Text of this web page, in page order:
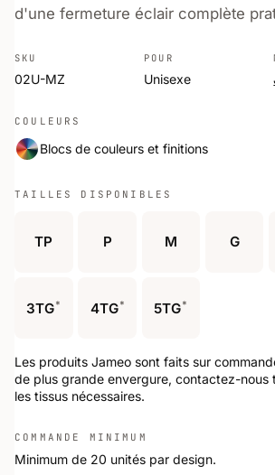
d'une fermeture éclair complète
SKU
02U-MZ
POUR
Unisexe
COULEURS
Blocs de couleurs et finitions
TAILLES DISPONIBLES
TP P M G
3TG* 4TG* 5TG*
Les produits Jameo sont faits sur
de plus grande envergure, contactez-nous
les tissus nécessaires.
COMMANDE MINIMUM
Minimum de 20 unités par design.